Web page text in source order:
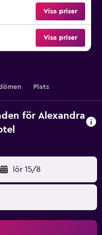
Visa priser
Visa priser
Plats
för Alexandra
lör 15/8